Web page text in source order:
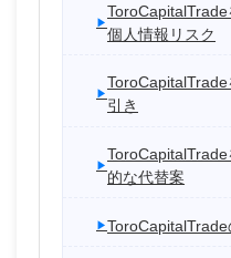
個人情報リスク
引き
的な代替案
ToroCapitalTrade